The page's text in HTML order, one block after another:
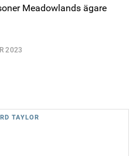
Meadowlands ägare
2023
TAYLOR